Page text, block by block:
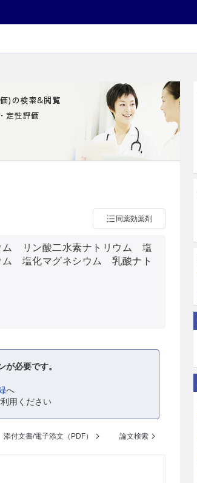
同薬効薬剤
ム リン酸二水素ナトリウム 塩
塩化マグネシウム 乳酸ナト
必要です。
へ
用ください
添付文書/電子添文（PDF） 論文検索